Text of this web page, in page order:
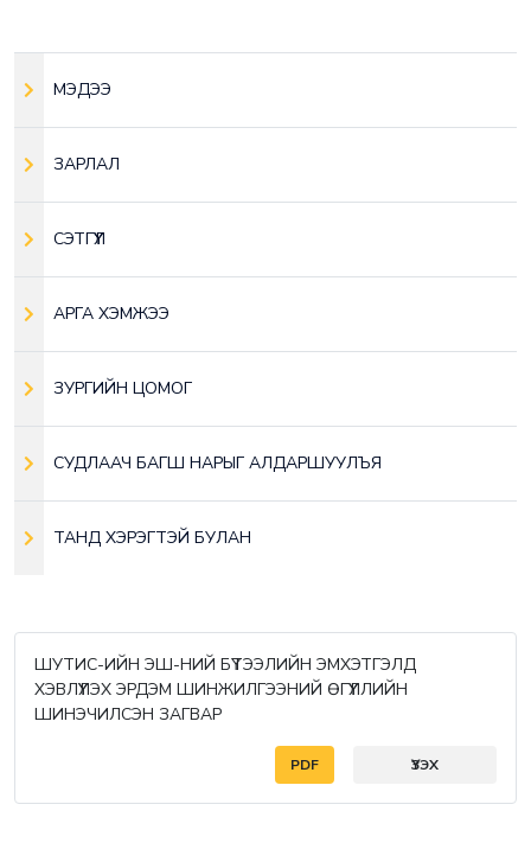
МЭДЭЭ
ЗАРЛАЛ
СЭТГҮҮЛ
АРГА ХЭМЖЭЭ
ЗУРГИЙН ЦОМОГ
СУДЛААЧ БАГШ НАРЫГ АЛДАРШУУЛЪЯ
ТАНД ХЭРЭГТЭЙ БУЛАН
ШУТИС-ИЙН ЭШ-НИЙ БҮТЭЭЛИЙН ЭМХЭТГЭЛД
ХЭВЛҮҮЛЭХ ЭРДЭМ ШИНЖИЛГЭЭНИЙ ӨГҮҮЛЛИЙН
ШИНЭЧИЛСЭН ЗАГВАР
PDF ҮЗЭХ